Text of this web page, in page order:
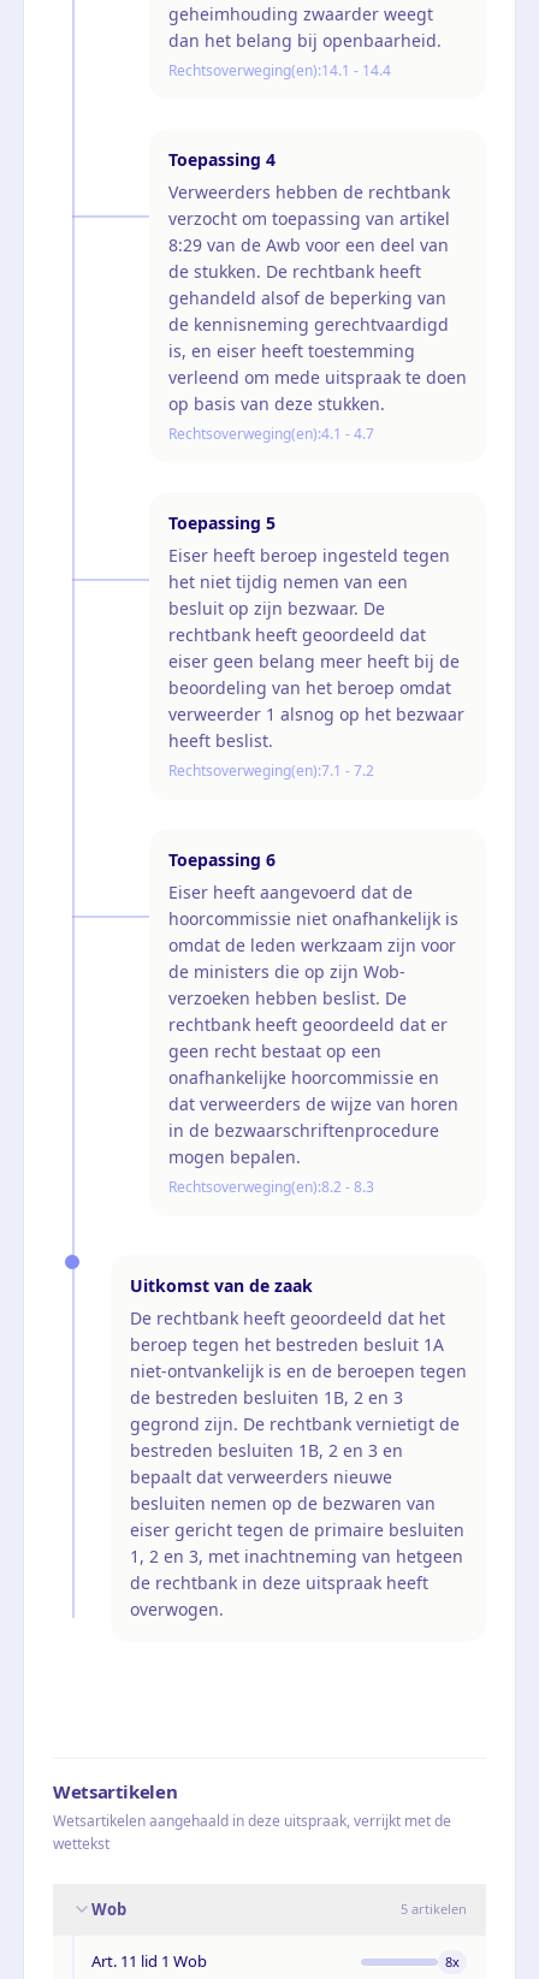
geheimhouding zwaarder weegt
dan het belang bij openbaarheid.
Rechtsoverweging(en):14.1 - 14.4
Toepassing 4
Verweerders hebben de rechtbank
verzocht om toepassing van artikel
8:29 van de Awb voor een deel van
de stukken. De rechtbank heeft
gehandeld alsof de beperking van
de kennisneming gerechtvaardigd
is, en eiser heeft toestemming
verleend om mede uitspraak te doen
op basis van deze stukken.
Rechtsoverweging(en):4.1 - 4.7
Toepassing 5
Eiser heeft beroep ingesteld tegen
het niet tijdig nemen van een
besluit op zijn bezwaar. De
rechtbank heeft geoordeeld dat
eiser geen belang meer heeft bij de
beoordeling van het beroep omdat
verweerder 1 alsnog op het bezwaar
heeft beslist.
Rechtsoverweging(en):7.1 - 7.2
Toepassing 6
Eiser heeft aangevoerd dat de
hoorcommissie niet onafhankelijk is
omdat de leden werkzaam zijn voor
de ministers die op zijn Wob-
verzoeken hebben beslist. De
rechtbank heeft geoordeeld dat er
geen recht bestaat op een
onafhankelijke hoorcommissie en
dat verweerders de wijze van horen
in de bezwaarschriftenprocedure
mogen bepalen.
Rechtsoverweging(en):8.2 - 8.3
Uitkomst van de zaak
De rechtbank heeft geoordeeld dat het
beroep tegen het bestreden besluit 1A
niet-ontvankelijk is en de beroepen tegen
de bestreden besluiten 1B, 2 en 3
gegrond zijn. De rechtbank vernietigt de
bestreden besluiten 1B, 2 en 3 en
bepaalt dat verweerders nieuwe
besluiten nemen op de bezwaren van
eiser gericht tegen de primaire besluiten
1, 2 en 3, met inachtneming van hetgeen
de rechtbank in deze uitspraak heeft
overwogen.
Wetsartikelen
Wetsartikelen aangehaald in deze uitspraak, verrijkt met de
wettekst
Wob 5 artikelen
Art. 11 lid 1 Wob 8x